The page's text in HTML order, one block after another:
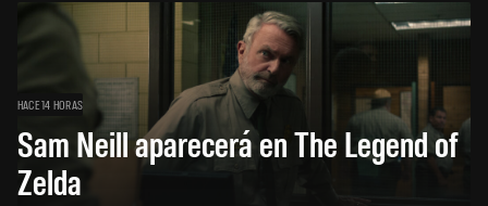
HACE 14 HORAS
Sam Neill aparecerá en The Legend of
Zelda